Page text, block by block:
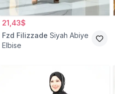
21,43$
Fzd Filizzade Siyah Abiye
Elbise